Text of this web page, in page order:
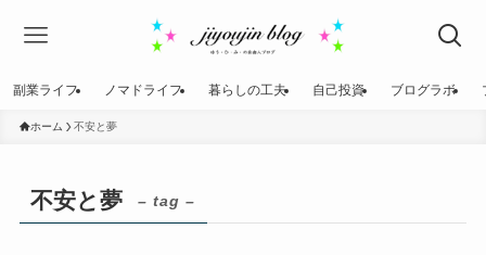
副業ライフ ノマドライフ 暮らしの工夫 自己投資 ブログラボ
ホーム 不安と夢
不安と夢 – tag –